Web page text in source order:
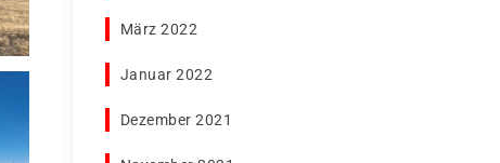
März 2022
Januar 2022
Dezember 2021